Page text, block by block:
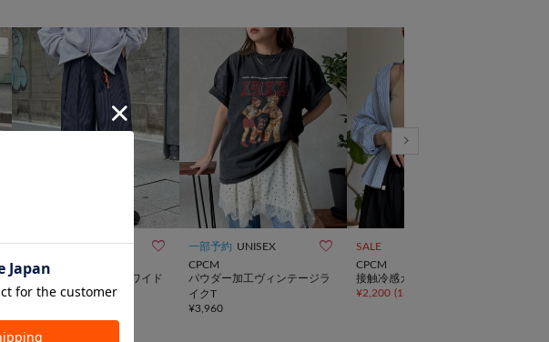
一部予約 NEW 
CPCM
【全骨格対応】タックワイド
イージースラックス
一部予約 UNISEX 
CPCM
パウダー加工ヴィンテージラ
イクT
¥3,960
SALE
CPCM
接触冷感カップ付きキャミ
¥2,200 (13%OFF